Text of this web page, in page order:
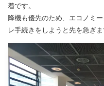
着です。
降機も優先のため、エコノミ
レ手続きをしようと先を急ぎま